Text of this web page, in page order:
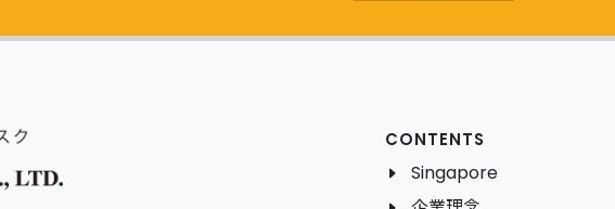
CONTENTS
Singapore